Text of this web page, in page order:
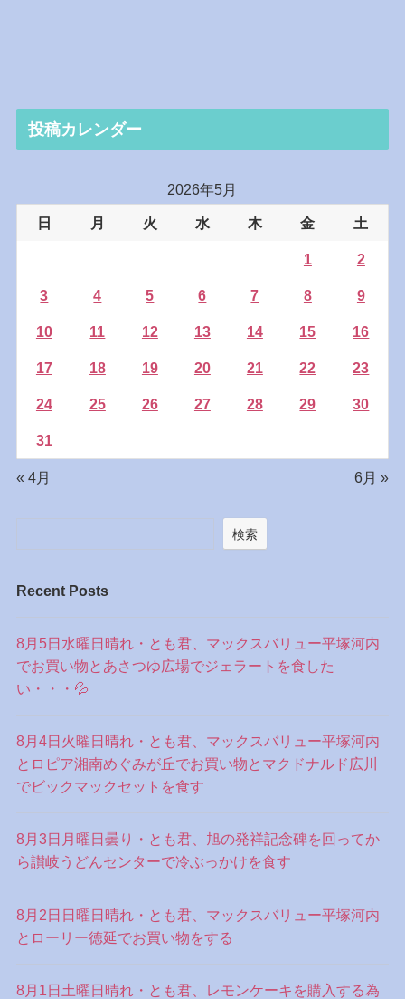
投稿カレンダー
2026年5月
日 月 火 水 木 金 土
1 2
3 4 5 6 7 8 9
10 11 12 13 14 15 16
17 18 19 20 21 22 23
24 25 26 27 28 29 30
31
« 4月 6月 »
検索
Recent Posts
8月5日水曜日晴れ・とも君、マックスバリュー平塚河内
でお買い物とあさつゆ広場でジェラートを食した
い・・・💦
8月4日火曜日晴れ・とも君、マックスバリュー平塚河内
とロピア湘南めぐみが丘でお買い物とマクドナルド広川
でビックマックセットを食す
8月3日月曜日曇り・とも君、旭の発祥記念碑を回ってか
ら讃岐うどんセンターで冷ぶっかけを食す
8月2日日曜日晴れ・とも君、マックスバリュー平塚河内
とローリー徳延でお買い物をする
8月1日土曜日晴れ・とも君、レモンケーキを購入する為